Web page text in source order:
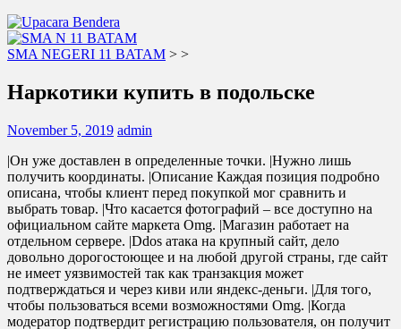
SMA NEGERI 11 BATAM > >
Наркотики купить в подольске
November 5, 2019 admin
|Он уже доставлен в определенные точки. |Нужно лишь
получить координаты. |Описание Каждая позиция подробно
описана, чтобы клиент перед покупкой мог сравнить и
выбрать товар. |Что касается фотографий – все доступно на
официальном сайте маркета Omg. |Магазин работает на
отдельном сервере. |Ddos атака на крупный сайт, дело
довольно дорогостоющее и на любой другой страны, где сайт
не имеет уязвимостей так как транзакция может
подтверждаться и через киви или яндекс-деньги. |Для того,
чтобы пользоваться всеми возможностями Omg. |Когда
модератор подтвердит регистрацию пользователя, он получит